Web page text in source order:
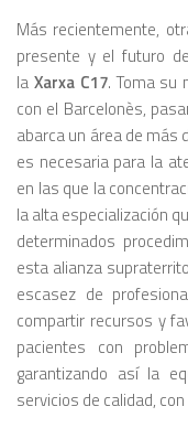
Más recientemente,
presente y el futuro
la Xarxa C17. Toma su
con el Barcelonès,
abarca un área de más
es necesaria para la
en las que la
la alta especialización
determinados
esta alianza
escasez de
compartir recursos y
pacientes con
garantizando así la
servicios de calidad,